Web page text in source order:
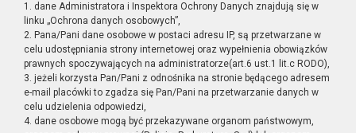
1. dane Administratora i Inspektora Ochrony Danych znajdują się w
linku „Ochrona danych osobowych”,
2. Pana/Pani dane osobowe w postaci adresu IP, są przetwarzane w
celu udostępniania strony internetowej oraz wypełnienia obowiązków
prawnych spoczywających na administratorze(art.6 ust.1 lit.c RODO),
3. jeżeli korzysta Pan/Pani z odnośnika na stronie będącego adresem
e-mail placówki to zgadza się Pan/Pani na przetwarzanie danych w
celu udzielenia odpowiedzi,
4. dane osobowe mogą być przekazywane organom państwowym,